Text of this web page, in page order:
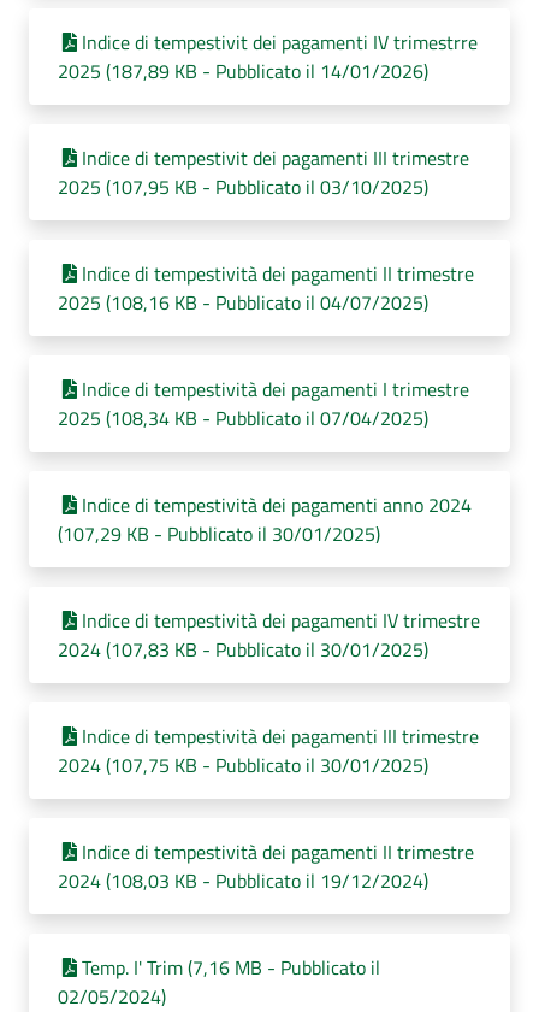
Indice di tempestivit dei pagamenti IV trimestrre
2025 (187,89 KB - Pubblicato il 14/01/2026)
Indice di tempestivit dei pagamenti III trimestre
2025 (107,95 KB - Pubblicato il 03/10/2025)
Indice di tempestività dei pagamenti II trimestre
2025 (108,16 KB - Pubblicato il 04/07/2025)
Indice di tempestività dei pagamenti I trimestre
2025 (108,34 KB - Pubblicato il 07/04/2025)
Indice di tempestività dei pagamenti anno 2024
(107,29 KB - Pubblicato il 30/01/2025)
Indice di tempestività dei pagamenti IV trimestre
2024 (107,83 KB - Pubblicato il 30/01/2025)
Indice di tempestività dei pagamenti III trimestre
2024 (107,75 KB - Pubblicato il 30/01/2025)
Indice di tempestività dei pagamenti II trimestre
2024 (108,03 KB - Pubblicato il 19/12/2024)
Temp. I' Trim (7,16 MB - Pubblicato il
02/05/2024)